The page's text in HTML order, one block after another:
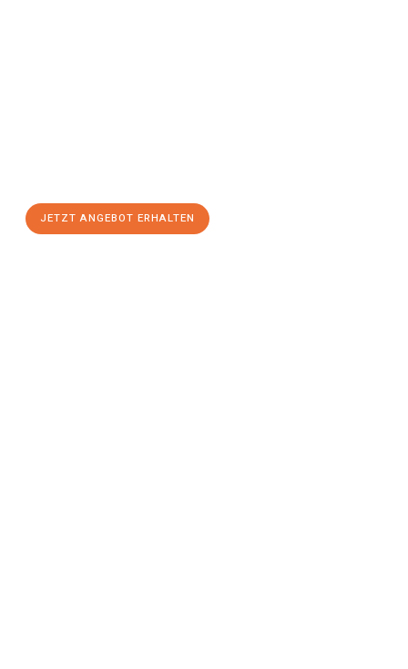
JETZT ANGEBOT ERHALTEN